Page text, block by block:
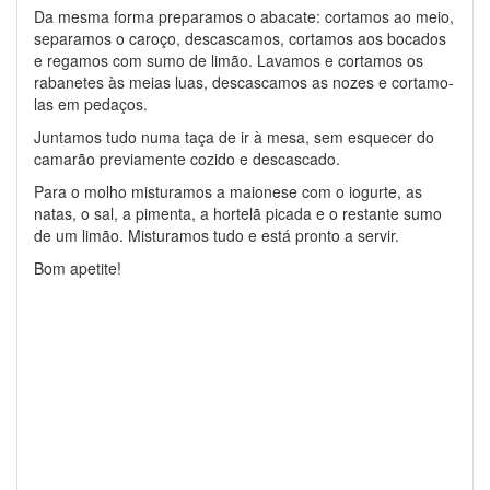
Da mesma forma preparamos o abacate: cortamos ao meio,
separamos o caroço, descascamos, cortamos aos bocados
e regamos com sumo de limão. Lavamos e cortamos os
rabanetes às meias luas, descascamos as nozes e cortamo-
las em pedaços.
Juntamos tudo numa taça de ir à mesa, sem esquecer do
camarão previamente cozido e descascado.
Para o molho misturamos a maionese com o iogurte, as
natas, o sal, a pimenta, a hortelã picada e o restante sumo
de um limão. Misturamos tudo e está pronto a servir.
Bom apetite!